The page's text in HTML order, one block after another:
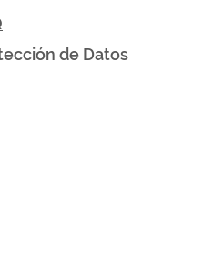
de Datos